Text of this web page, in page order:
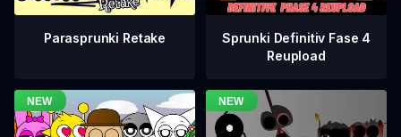
Parasprunki Retake
Sprunki Definitiv Fase 4
Reupload